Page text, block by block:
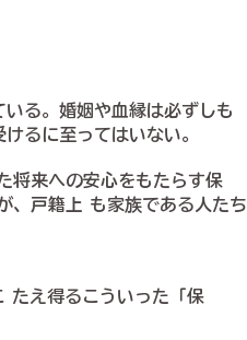
る。婚姻や血縁は必ずしも
るに至ってはいない。
将来への安心をもたらす保
、戸籍上 も家族である人たち
たえ得るこういった「保